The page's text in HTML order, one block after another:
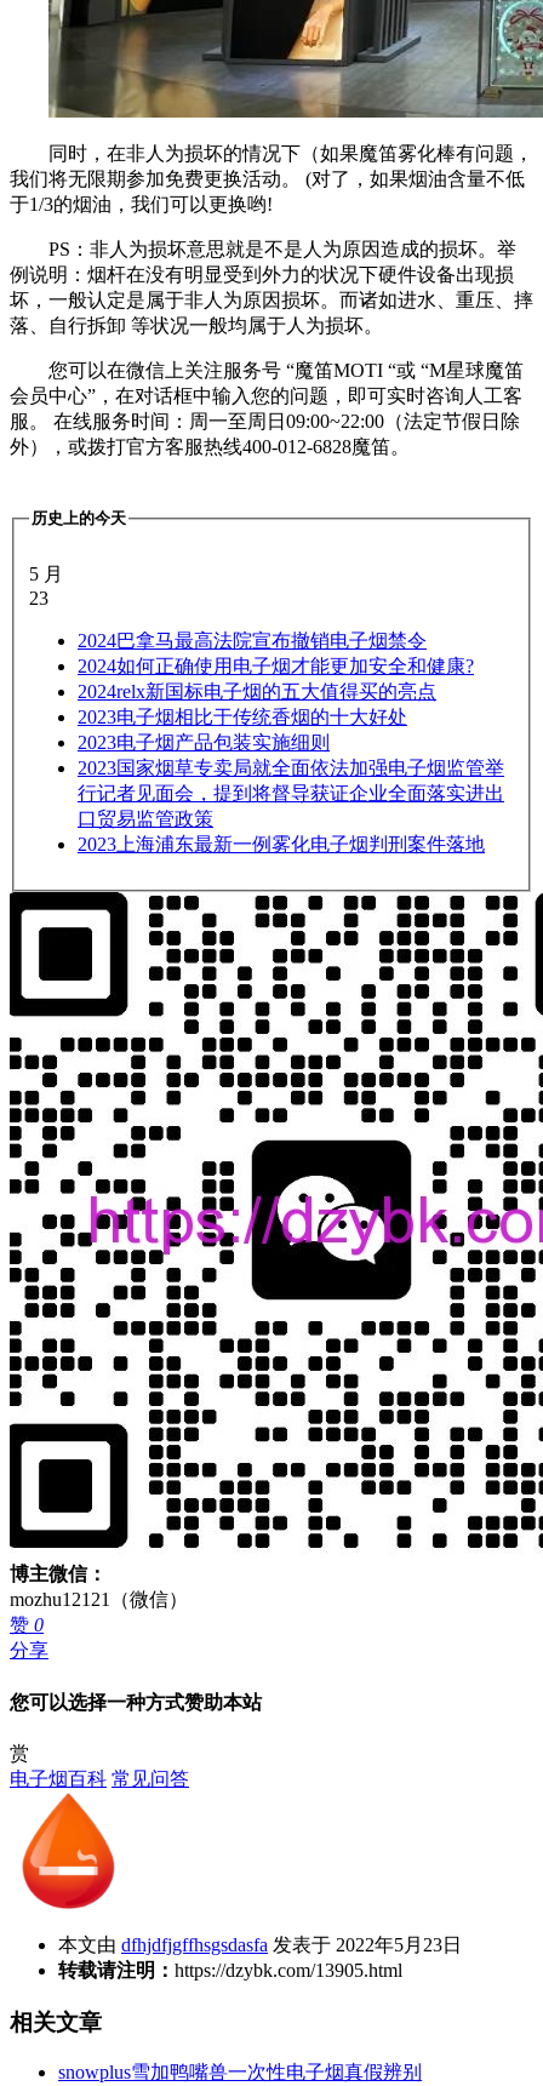
同时，在非人为损坏的情况下（如果魔笛雾化棒有问题，
我们将无限期参加免费更换活动。 (对了，如果烟油含量不低
于1/3的烟油，我们可以更换哟!
PS：非人为损坏意思就是不是人为原因造成的损坏。举
例说明：烟杆在没有明显受到外力的状况下硬件设备出现损
坏，一般认定是属于非人为原因损坏。而诸如进水、重压、摔
落、自行拆卸 等状况一般均属于人为损坏。
您可以在微信上关注服务号 “魔笛MOTI “或 “M星球魔笛
会员中心”，在对话框中输入您的问题，即可实时咨询人工客
服。 在线服务时间：周一至周日09:00~22:00（法定节假日除
外），或拨打官方客服热线400-012-6828魔笛。
历史上的今天
5 月
23
2024巴拿马最高法院宣布撤销电子烟禁令
2024如何正确使用电子烟才能更加安全和健康?
2024relx新国标电子烟的五大值得买的亮点
2023电子烟相比于传统香烟的十大好处
2023电子烟产品包装实施细则
2023国家烟草专卖局就全面依法加强电子烟监管举
行记者见面会，提到将督导获证企业全面落实进出
口贸易监管政策
2023 上海浦东最新一例雾化电子烟判刑案件落地
博主微信：
mozhu12121（微信）
赞 0
分享
您可以选择一种方式赞助本站
赏
电子烟百科 常见问答
本文由 dfhjdfjgffhsgsdasfa 发表于 2022年5月23日
转载请注明： https://dzybk.com/13905.html
相关文章
snowplus雪加鸭嘴兽一次性电子烟真假辨别